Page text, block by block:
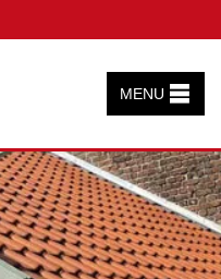
MENU